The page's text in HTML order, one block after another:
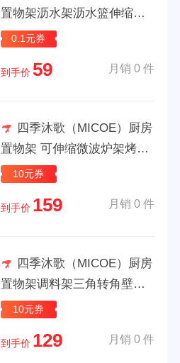
置物架沥水架沥水篮伸缩碗
筷沥水架不锈钢水槽沥水架
0.1元券
到手价 59 月销 0 件
四季沐歌（MICOE）厨房
置物架 可伸缩微波炉架烤箱
架子瓶罐调料架厨房台面收
钩）
10元券
到手价 159 月销 0 件
四季沐歌（MICOE）厨房
置物架调料架三角转角壁挂
架304不锈钢台面调味品收纳
（可壁挂）
10元券
到手价 129 月销 0 件